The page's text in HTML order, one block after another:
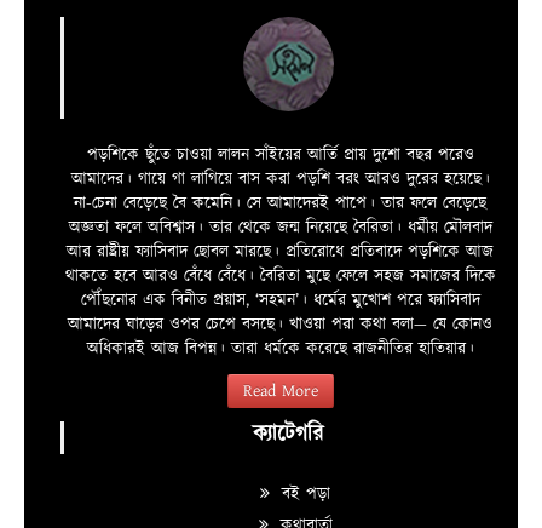
পড়শিকে ছুঁতে চাওয়া লালন সাঁইয়ের আর্তি প্রায় দুশো বছর পরেও
আমাদের। গায়ে গা লাগিয়ে বাস করা পড়শি বরং আরও দুরের হয়েছে।
না-চেনা বেড়েছে বৈ কমেনি। সে আমাদেরই পাপে। তার ফলে বেড়েছে
অজ্ঞতা ফলে অবিশ্বাস। তার থেকে জন্ম নিয়েছে বৈরিতা। ধর্মীয় মৌলবাদ
আর রাষ্ট্রীয় ফ্যাসিবাদ ছোবল মারছে। প্রতিরোধে প্রতিবাদে পড়শিকে আজ
থাকতে হবে আরও বেঁধে বেঁধে। বৈরিতা মুছে ফেলে সহজ সমাজের দিকে
পৌঁছনোর এক বিনীত প্রয়াস, ‘সহমন’। ধর্মের মুখোশ পরে ফ্যাসিবাদ
আমাদের ঘাড়ের ওপর চেপে বসছে। খাওয়া পরা কথা বলা—­­ যে কোনও
অধিকারই আজ বিপন্ন। তারা ধর্মকে করেছে রাজনীতির হাতিয়ার।
Read More
ক্যাটেগরি
বই পড়া